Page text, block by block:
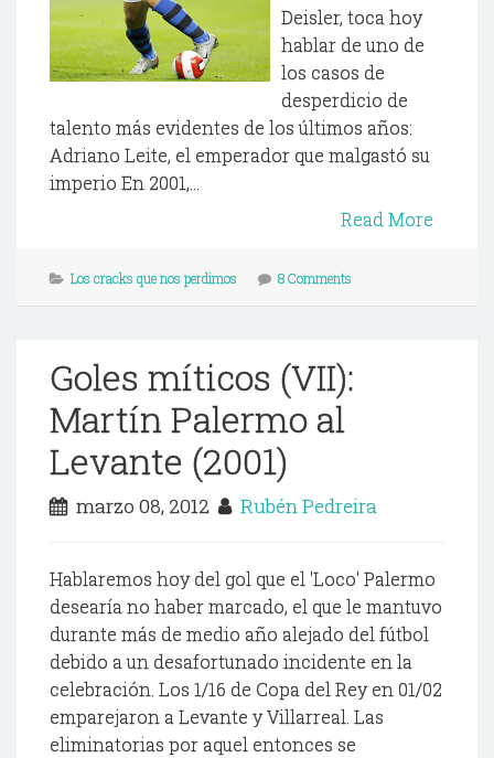
Deisler, toca hoy
hablar de uno de
los casos de
desperdicio de
talento más evidentes de los últimos años:
Adriano Leite, el emperador que malgastó su
imperio En 2001,...
Read More
Los cracks que nos perdimos 8 Comments
Goles míticos (VII):
Martín Palermo al
Levante (2001)
marzo 08, 2012 Rubén Pedreira
Hablaremos hoy del gol que el 'Loco' Palermo
desearía no haber marcado, el que le mantuvo
durante más de medio año alejado del fútbol
debido a un desafortunado incidente en la
celebración. Los 1/16 de Copa del Rey en 01/02
emparejaron a Levante y Villarreal. Las
eliminatorias por aquel entonces se